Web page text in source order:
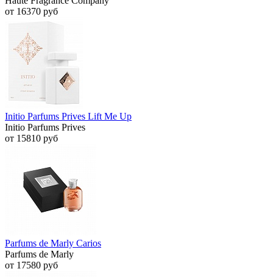
от 16370 руб
Initio Parfums Prives Lift Me Up
Initio Parfums Prives
от 15810 руб
Parfums de Marly Carios
Parfums de Marly
от 17580 руб